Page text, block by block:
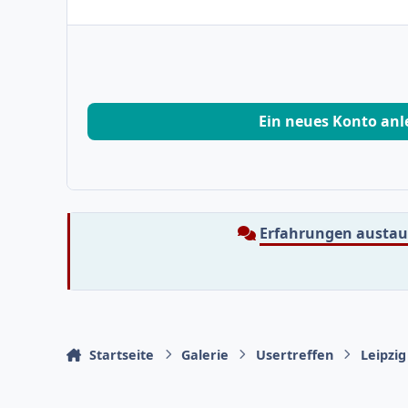
Ein neues Konto
Erfahrungen
Startseite Galerie Usertreffen Leipzig